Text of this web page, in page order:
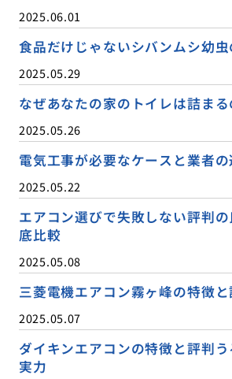
2025.06.01
食品だけじゃないシバンムシ幼
2025.05.29
なぜあなたの家のトイレは詰ま
2025.05.26
電気工事が必要なケースと業者
2025.05.22
エアコン選びで失敗しない評判
底比較
2025.05.08
三菱電機エアコン霧ヶ峰の特徴と
2025.05.07
ダイキンエアコンの特徴と評判
実力